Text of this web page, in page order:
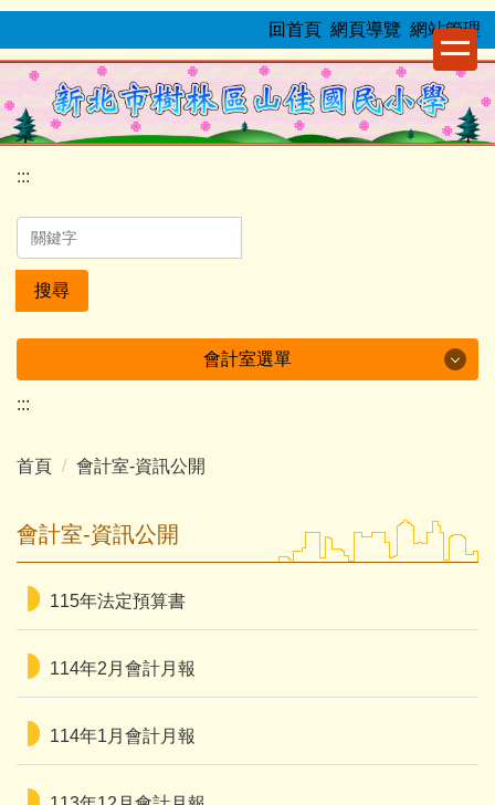
跳
要
內
容
區
:::
回首頁 網頁導覽 網站管理
:::
搜尋
會計室選單
會計室-資訊公開
會計室-主計規章辦法
:::
首頁 會計室-資訊公開
會計室-資訊公開
115年法定預算書
114年2月會計月報
114年1月會計月報